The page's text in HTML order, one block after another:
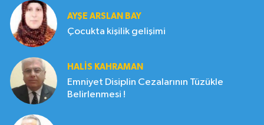
AYŞE ARSLAN BAY
Çocukta kişilik gelişimi
HALIS KAHRAMAN
Emniyet Disiplin Cezalarının Tüzükle
Belirlenmesi !